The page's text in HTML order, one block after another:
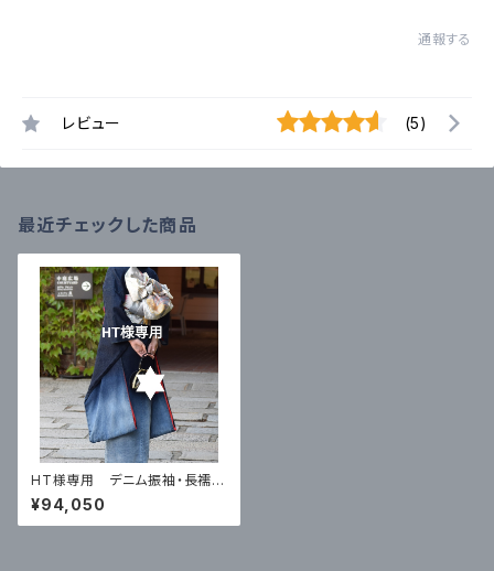
通報する
レビュー (5)
最近チェックした商品
HT様専用 デニム振袖・長襦袢
セット
¥94,050